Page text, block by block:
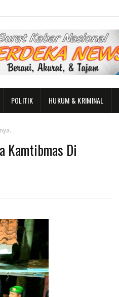
POLITIK HUKUM & KRIMINAL
Kamtibmas Di